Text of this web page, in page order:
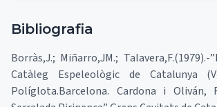
Bibliografia
Borràs,J.; Miñarro,JM.; Talavera,F.(1979).-
Catàleg Espeleològic de Catalunya
Políglota.Barcelona. Cardona i Oliván,